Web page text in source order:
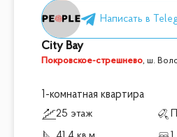
City Bay
Покровское-стрешнево,ш.
1-комнатная квартира
25 этаж